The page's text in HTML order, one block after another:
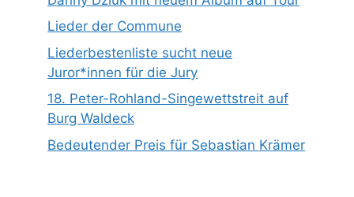
Lieder der Commune
Liederbestenliste sucht neue
Juror*innen für die Jury
18. Peter-Rohland-Singewettstreit auf
Burg Waldeck
Bedeutender Preis für Sebastian Krämer